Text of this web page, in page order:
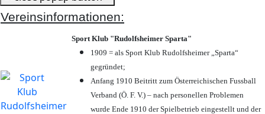
Vereinsinformationen:
Sport Klub "Rudolfsheimer Sparta"
1909 = als Sport Klub Rudolfsheimer „Sparta“
gegründet;
Anfang 1910 Beitritt zum Österreichischen Fussball
Verband (Ö. F. V.) – nach personellen Problemen
wurde Ende 1910 der Spielbetrieb eingestellt und der